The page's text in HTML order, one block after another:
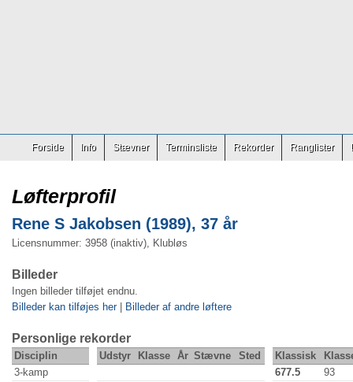
Forside Info Stævner Terminsliste Rekorder Ranglister
Løfterprofil
Rene S Jakobsen (1989), 37 år
Licensnummer: 3958 (inaktiv), Klubløs
Billeder
Ingen billeder tilføjet endnu.
Billeder kan tilføjes her| Billeder af andre løftere
Personlige rekorder
Disciplin Udstyr Klasse År Stævne Sted Klassisk
3-kamp
677.5
93